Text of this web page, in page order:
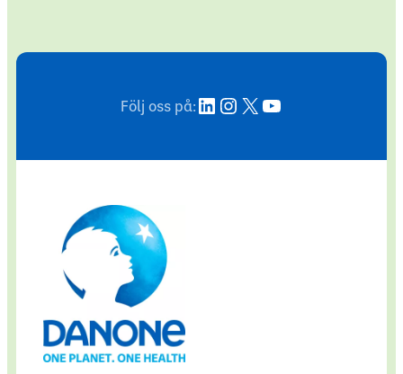
Följ oss på:LinkedIn
Instagram
X YouTube